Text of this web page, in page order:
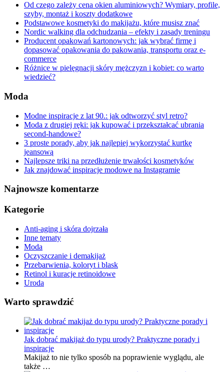
Od czego zależy cena okien aluminiowych? Wymiary, profile,
szyby, montaż i koszty dodatkowe
Podstawowe kosmetyki do makijażu, które musisz znać
Nordic walking dla odchudzania – efekty i zasady treningu
Producent opakowań kartonowych: jak wybrać firmę i
dopasować opakowania do pakowania, transportu oraz e-
commerce
Różnice w pielęgnacji skóry mężczyzn i kobiet: co warto
wiedzieć?
Moda
Modne inspiracje z lat 90.: jak odtworzyć styl retro?
Moda z drugiej ręki: jak kupować i przekształcać ubrania
second-handowe?
3 proste porady, aby jak najlepiej wykorzystać kurtkę
jeansową
Najlepsze triki na przedłużenie trwałości kosmetyków
Jak znajdować inspiracje modowe na Instagramie
Najnowsze komentarze
Kategorie
Anti-aging i skóra dojrzała
Inne tematy
Moda
Oczyszczanie i demakijaż
Przebarwienia, koloryt i blask
Retinol i kuracje retinoidowe
Uroda
Warto sprawdzić
Jak dobrać makijaż do typu urody? Praktyczne porady i
inspiracje
Makijaż to nie tylko sposób na poprawienie wyglądu, ale
także …